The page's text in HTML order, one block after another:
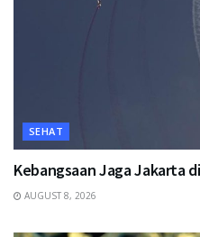
SEHAT
Kebangsaan Jaga Jakarta
AUGUST 8, 2026